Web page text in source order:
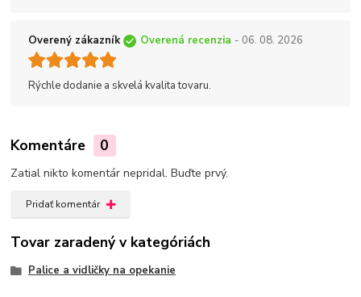
Overený zákazník Overená recenzia - 06. 08. 2026
Rýchle dodanie a skvelá kvalita tovaru.
Komentáre 0
Zatial nikto komentár nepridal. Buďte prvý.
Pridať komentár
Tovar zaradený v kategóriách
Palice a vidličky na opekanie